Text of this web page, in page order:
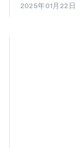
2025年01月22日